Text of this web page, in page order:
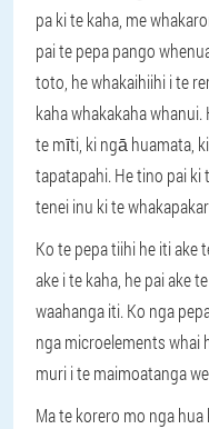
pa ki te kaha, me
pai te pepa pango
toto, he whakaihiihi i te
kaha whakakaha
te mīti, ki ngā huamata,
tapatapahi. He tino pai ki
tenei inu ki te
Ko te pepa tiihi he iti ake
ake i te kaha, he pai ake
waahanga iti. Ko nga
nga microelements whai
muri i te maimoatanga
Ma te korero mo nga hua